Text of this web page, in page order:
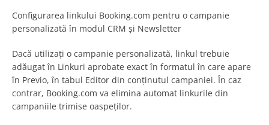
Configurarea linkului Booking.com pentru o campanie
personalizată în modul CRM și Newsletter
Dacă utilizați o campanie personalizată, linkul trebuie
adăugat în Linkuri aprobate exact în formatul în care apare
în Previo, în tabul Editor din conținutul campaniei. În caz
contrar, Booking.com va elimina automat linkurile din
campaniile trimise oaspeților.